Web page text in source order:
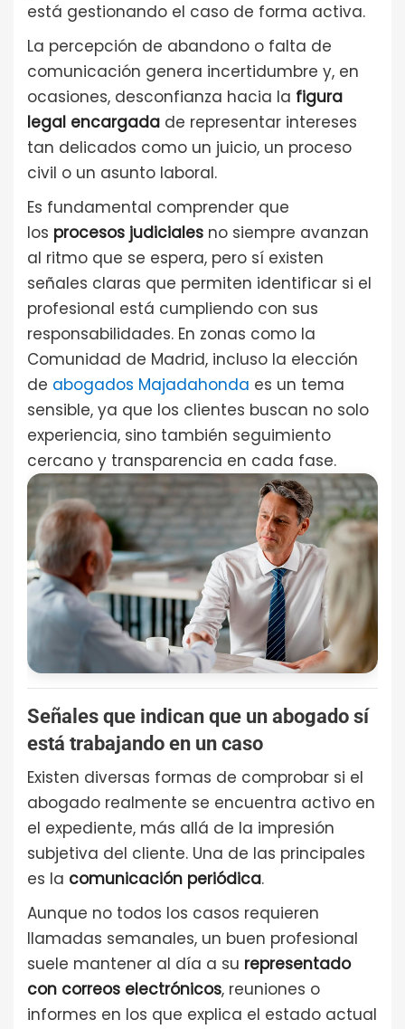
está gestionando el caso de forma activa.
La percepción de abandono o falta de
comunicación genera incertidumbre y, en
ocasiones, desconfianza hacia la figura
legal encargada de representar intereses
tan delicados como un juicio, un proceso
civil o un asunto laboral.
Es fundamental comprender que
los procesos judiciales no siempre avanzan
al ritmo que se espera, pero sí existen
señales claras que permiten identificar si el
profesional está cumpliendo con sus
responsabilidades. En zonas como la
Comunidad de Madrid, incluso la elección
de abogados Majadahonda es un tema
sensible, ya que los clientes buscan no solo
experiencia, sino también seguimiento
cercano y transparencia en cada fase.
Señales que indican que un abogado sí
está trabajando en un caso
Existen diversas formas de comprobar si el
abogado realmente se encuentra activo en
el expediente, más allá de la impresión
subjetiva del cliente. Una de las principales
es la comunicación periódica.
Aunque no todos los casos requieren
llamadas semanales, un buen profesional
suele mantener al día a su representado
con correos electrónicos, reuniones o
informes en los que explica el estado actual